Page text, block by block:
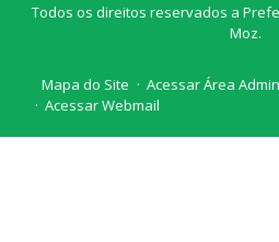
Todos os direitos reservados a
Moz.
Mapa do Site
Acessar Área
Acessar Webmail